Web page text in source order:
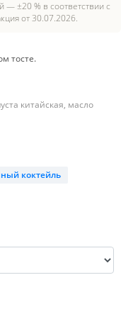
— ±20 % в соответствии с
от 30.07.2026.
тосте.
китайская, масло
коктейль